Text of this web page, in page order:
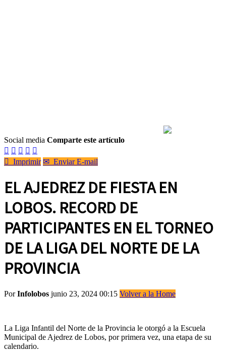
Social media Comparte este artículo
    
 Imprimir ✉ Enviar E-mail
EL AJEDREZ DE FIESTA EN
LOBOS. RECORD DE
PARTICIPANTES EN EL TORNEO
DE LA LIGA DEL NORTE DE LA
PROVINCIA
PorInfolobos junio 23, 2024 00:15 Volver a la Home
La Liga Infantil del Norte de la Provincia le otorgó a la Escuela
Municipal de Ajedrez de Lobos, por primera vez, una etapa de su
calendario.